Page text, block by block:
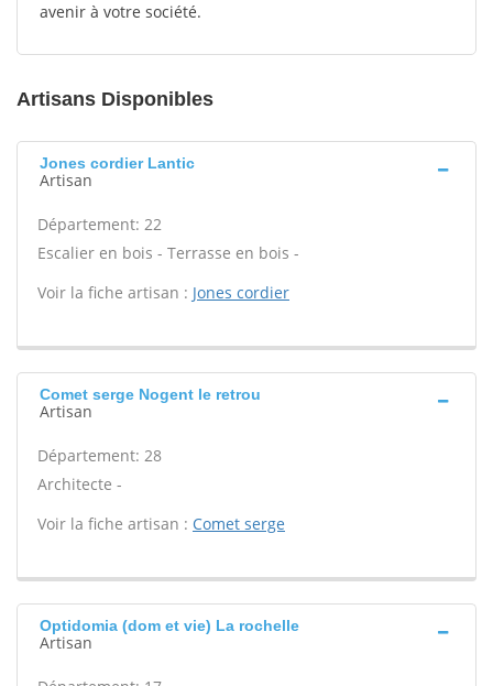
avenir à votre société.
Artisans Disponibles
Jones cordier Lantic
Artisan
Département: 22
Escalier en bois - Terrasse en bois -
Voir la fiche artisan : Jones cordier
Comet serge Nogent le retrou
Artisan
Département: 28
Architecte -
Voir la fiche artisan : Comet serge
Optidomia (dom et vie) La rochelle
Artisan